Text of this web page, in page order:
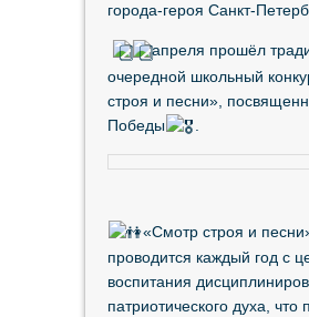
города-героя Санкт-
апреля прошёл
очередной школьный
строя и песни»,
Победы
«Смотр строя и
проводится каждый год с
воспитания
патриотического духа, что